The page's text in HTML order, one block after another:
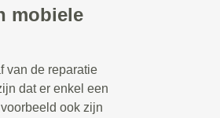
mobiele
van de reparatie
dat er enkel een
ook zijn